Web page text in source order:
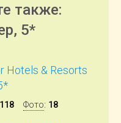
также:
5*
Hotels & Resorts
118 Фото: 18